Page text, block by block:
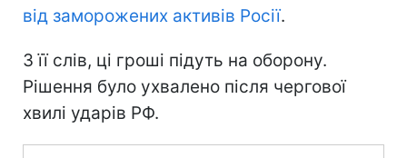
від заморожених активів Росії.
З її слів, ці гроші підуть на оборону.
Рішення було ухвалено після чергової
хвилі ударів РФ.